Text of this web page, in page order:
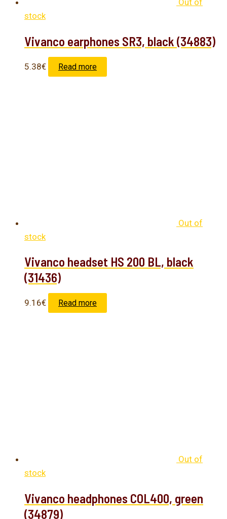
Out of
stock
Vivanco earphones SR3, black (34883)
5.38€ Read more
Out of
stock
Vivanco headset HS 200 BL, black
(31436)
9.16€ Read more
Out of
stock
Vivanco headphones COL400, green
(34879)